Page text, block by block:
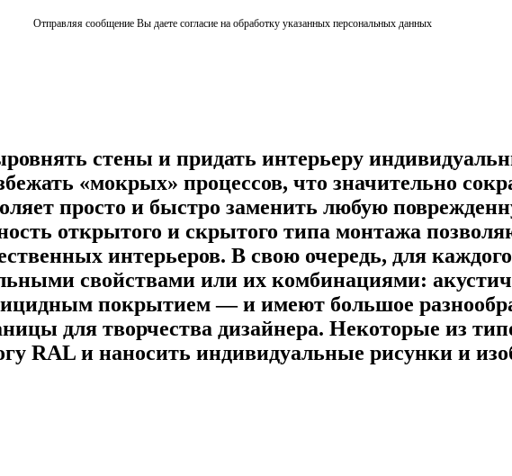
Отправляя сообщение Вы даете согласие на обработку указанных персональных данных
стены и придать интерьеру
«мокрых» процессов, что значительно
просто и быстро заменить любую
открытого и скрытого типа монтажа
интерьеров. В свою очередь, для
свойствами или их комбинациями:
покрытием — и имеют большое
для творчества дизайнера. Некоторые из
RAL и наносить индивидуальные рисунки и